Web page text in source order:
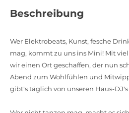
Beschreibung
Wer Elektrobeats, Kunst, fesche
mag, kommt zu uns ins Mini! Mit
wir einen Ort geschaffen, der nun
Abend zum Wohlfühlen und
gibt's täglich von unseren Haus-